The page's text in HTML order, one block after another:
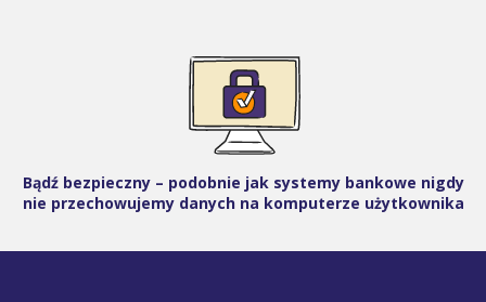
Bądź bezpieczny – podobnie jak systemy bankowe nigdy
nie przechowujemy danych na komputerze użytkownika